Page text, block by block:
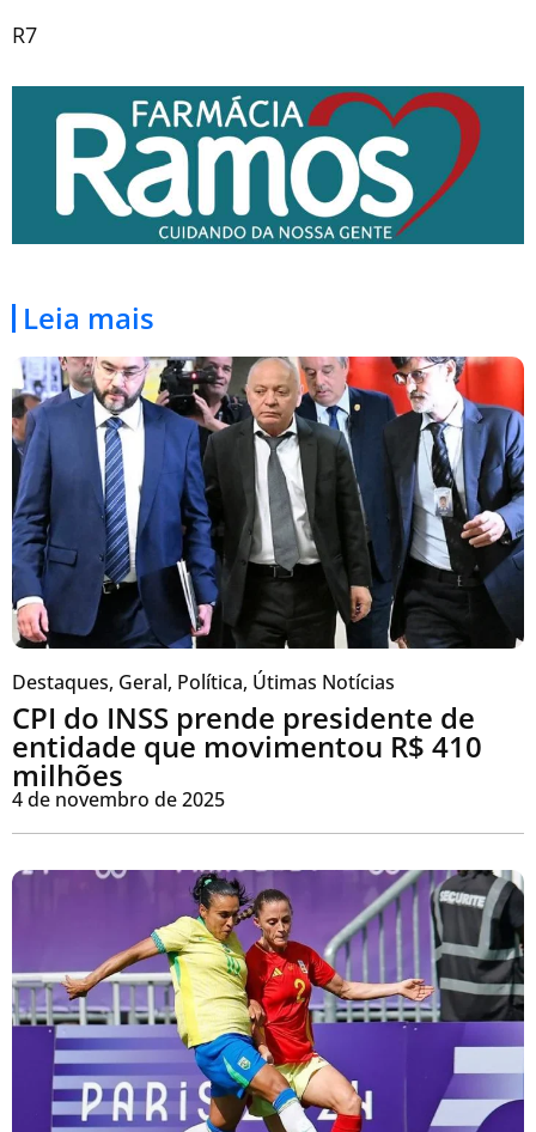
R7
Leia mais
Destaques, Geral, Política, Útimas Notícias
CPI do INSS prende presidente de
entidade que movimentou R$ 410
milhões
4 de novembro de 2025